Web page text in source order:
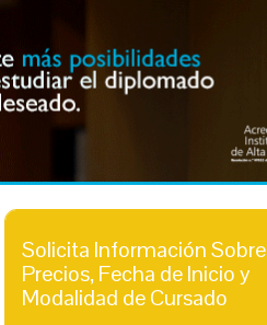
Solicita Información Sobre
Precios, Fecha de Inicio y
Modalidad de Cursado